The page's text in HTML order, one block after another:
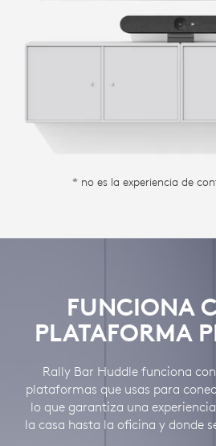
* no es la experiencia de
FUNCIONA
PLATAFORMA
Rally Bar Huddle funciona
plataformas que usas para
lo que garantiza una
la casa hasta la oficina y donde